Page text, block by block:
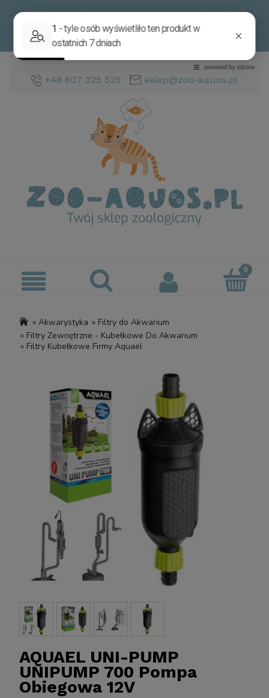
Im dłużej jesteś z nami, tym tym Twoje zakupy będą
tańsze. Sprawdź zasady programu rabatowego
stałych klientów.
+48 607 325 525 sklep@zoo-aquos.pl
» Akwarystyka » Filtry do Akwarium
» Filtry Zewnętrzne - Kubełkowe Do Akwarium
» Filtry Kubełkowe Firmy Aquael
AQUAEL UNI-PUMP
UNIPUMP 700 Pompa
Obiegowa 12V